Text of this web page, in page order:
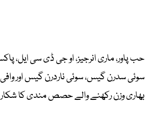
حب پاور، ماری انرجیز، او جی ڈی سی ایل،
سوئی سدرن گیس، سوئی ناردرن گیس اور
بھاری وزن رکھنے والے حصص مندی کا